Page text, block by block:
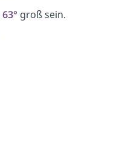
63° groß sein.